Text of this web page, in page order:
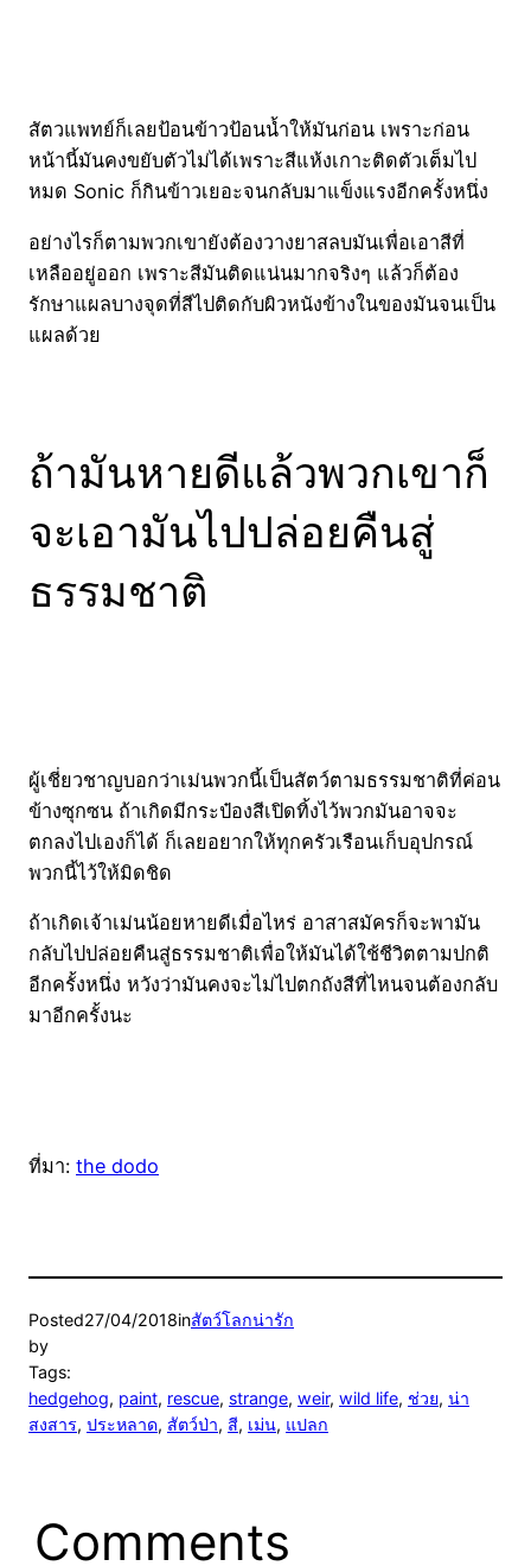
สัตวแพทย์ก็เลยป้อนข้าวป้อนน้ำให้มันก่อน เพราะก่อน
หน้านี้มันคงขยับตัวไม่ได้เพราะสีแห้งเกาะติดตัวเต็มไป
หมด Sonic ก็กินข้าวเยอะจนกลับมาแข็งแรงอีกครั้งหนึ่ง
อย่างไรก็ตามพวกเขายังต้องวางยาสลบมันเพื่อเอาสีที่
เหลืออยู่ออก เพราะสีมันติดแน่นมากจริงๆ แล้วก็ต้อง
รักษาแผลบางจุดที่สีไปติดกับผิวหนังข้างในของมันจนเป็น
แผลด้วย
ถ้ามันหายดีแล้วพวกเขาก็
จะเอามันไปปล่อยคืนสู่
ธรรมชาติ
ผู้เชี่ยวชาญบอกว่าเม่นพวกนี้เป็นสัตว์ตามธรรมชาติที่ค่อน
ข้างซุกซน ถ้าเกิดมีกระป๋องสีเปิดทิ้งไว้พวกมันอาจจะ
ตกลงไปเองก็ได้ ก็เลยอยากให้ทุกครัวเรือนเก็บอุปกรณ์
พวกนี้ไว้ให้มิดชิด
ถ้าเกิดเจ้าเม่นน้อยหายดีเมื่อไหร่ อาสาสมัครก็จะพามัน
กลับไปปล่อยคืนสู่ธรรมชาติเพื่อให้มันได้ใช้ชีวิตตามปกติ
อีกครั้งหนึ่ง หวังว่ามันคงจะไม่ไปตกถังสีที่ไหนจนต้องกลับ
มาอีกครั้งนะ
ที่มา: the dodo
Posted27/04/2018inสัตว์โลกน่ารัก
by
Tags:
hedgehog, paint, rescue, strange, weir, wild life, ช่วย, น่า
สงสาร, ประหลาด, สัตว์ป่า, สี, เม่น, แปลก
Comments